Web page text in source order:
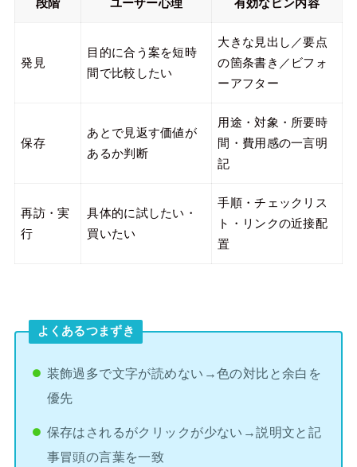
段階 ユーザー心理 有効なピン内容
発見
目的に合う案を短時
間で比較したい
大きな見出し／要点
の箇条書き／ビフォ
ーアフター
保存
あとで見返す価値が
あるか判断
用途・対象・所要時
間・費用感の一言明
記
再訪・実
行
具体的に試したい・
買いたい
手順・チェックリス
ト・リンクの近接配
置
よくあるつまずき
装飾過多で文字が読めない→色の対比と余白を
優先
保存はされるがクリックが少ない→説明文と記
事冒頭の言葉を一致